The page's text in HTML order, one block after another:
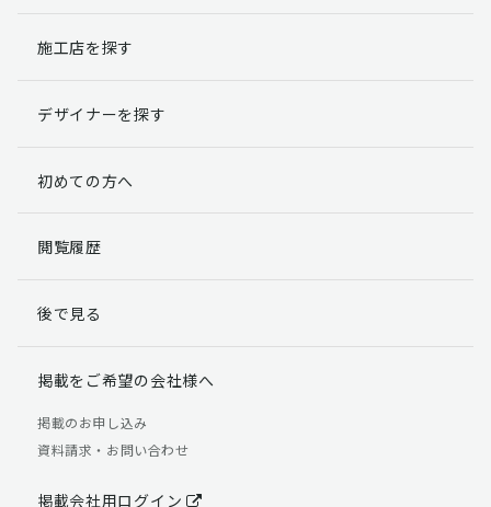
個人情報提出の任意性
す。
らかじめご了承ください。
個人情報の開示請求について
る権利があります。
「個人情報の取り扱いについて」
【お問合せ先】 個人情報問合せ窓口
TEL：03-5411-7891（平日9:00 ～ 18:00）
施工店を探す
デザイナーを探す
初めての方へ
閲覧履歴
後で見る
掲載をご希望の会社様へ
掲載のお申し込み
資料請求・お問い合わせ
掲載会社用ログイン